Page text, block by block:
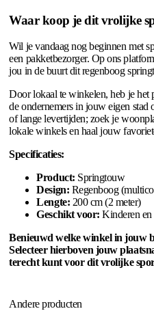
Waar koop je dit vrolijke
Wil je vandaag nog beginnen met
een pakketbezorger. Op ons
jou in de buurt dit regenboog
Door lokaal te winkelen, heb je het
de ondernemers in jouw eigen stad
of lange levertijden; zoek je
lokale winkels en haal jouw
Specificaties:
Product: Springtouw
Design: Regenboog
Lengte: 200 cm (2 meter)
Geschikt voor: Kinderen en
Benieuwd welke winkel in jouw
Selecteer hierboven jouw
terecht kunt voor dit vrolijke
Andere producten